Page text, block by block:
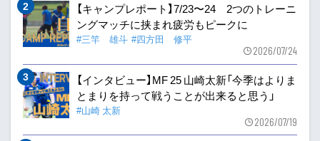
【キャンプレポート】7/23〜24 2つのトレーニ
ングマッチに挟まれ疲労もピークに
#三竿 雄斗 #四方田 修平
2026/07/24
【インタビュー】MF 25 山崎太新「今季はよりま
とまりを持って戦うことが出来ると思う」
#山崎 太新
2026/07/19